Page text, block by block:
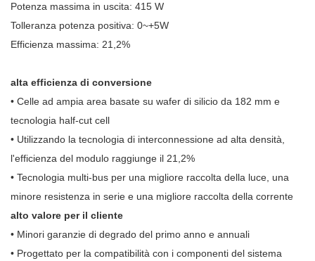
Potenza massima in uscita: 415 W
Tolleranza potenza positiva: 0~+5W
Efficienza massima: 21,2%
alta efficienza di conversione
• Celle ad ampia area basate su wafer di silicio da 182 mm e
tecnologia half-cut cell
• Utilizzando la tecnologia di interconnessione ad alta densità,
l'efficienza del modulo raggiunge il 21,2%
• Tecnologia multi-bus per una migliore raccolta della luce, una
minore resistenza in serie e una migliore raccolta della corrente
alto valore per il cliente
• Minori garanzie di degrado del primo anno e annuali
• Progettato per la compatibilità con i componenti del sistema